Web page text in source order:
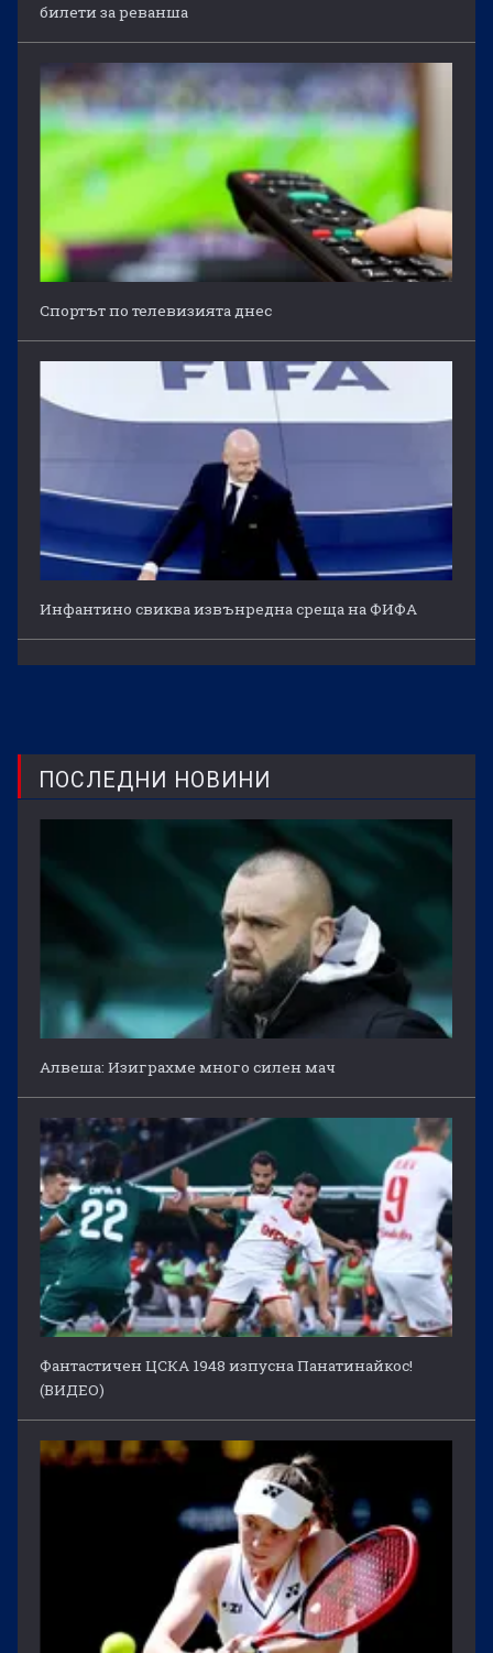
билети за реванша
Спортът по телевизията днес
Инфантино свиква извънредна среща на ФИФА
ПОСЛЕДНИ НОВИНИ
Алвеша: Изиграхме много силен мач
Фантастичен ЦСКА 1948 изпусна Панатинайкос!
(ВИДЕО)